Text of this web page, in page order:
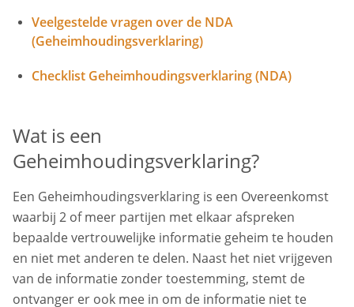
Veelgestelde vragen over de NDA
(Geheimhoudingsverklaring)
Checklist Geheimhoudingsverklaring (NDA)
Wat is een
Geheimhoudingsverklaring?
Een Geheimhoudingsverklaring is een Overeenkomst
waarbij 2 of meer partijen met elkaar afspreken
bepaalde vertrouwelijke informatie geheim te houden
en niet met anderen te delen. Naast het niet vrijgeven
van de informatie zonder toestemming, stemt de
ontvanger er ook mee in om de informatie niet te